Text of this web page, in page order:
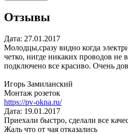
Отзывы
Дата: 27.01.2017
Молодцы,сразу видно когда
четко, нигде никаких проводов не
подключено все красиво. Очень
Игорь Замиланский
Монтаж розеток
https://pv-okna.ru/
Дата: 19.01.2017
Приехали быстро, сделали все
Жаль что от чая отказались